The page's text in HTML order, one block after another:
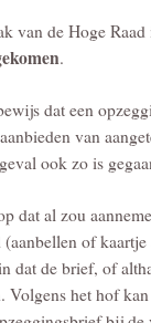
van de Hoge
.
dat een
van
ook zo is
dat al zou
(aanbellen of
dat de brief, of
Volgens het hof